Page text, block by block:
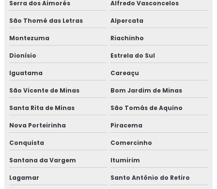
Serra dos Aimorés Alfredo Vasconcelos
São Thomé das Letras Alpercata
Montezuma Riachinho
Dionísio Estrela do Sul
Iguatama Careaçu
São Vicente de Minas Bom Jardim de Minas
Santa Rita de Minas São Tomás de Aquino
Nova Porteirinha Piracema
Conquista Comercinho
Santana da Vargem Itumirim
Lagamar Santo Antônio do Retiro